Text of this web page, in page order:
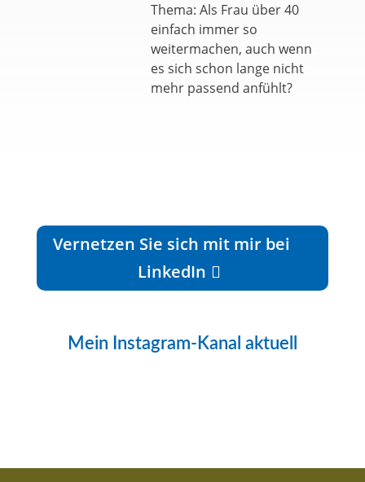
Thema: Als Frau über 40
einfach immer so
weitermachen, auch wenn
es sich schon lange nicht
mehr passend anfühlt?
Vernetzen Sie sich mit mir bei
LinkedIn
Mein Instagram-Kanal aktuell